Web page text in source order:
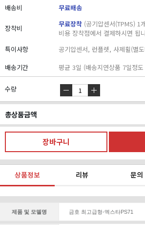
배송비
무료배송
장착비 무료장착 (공기압센서(TPMS) 1
비용 장착점에서 결제하시면 됩
특이사항
공기압센서, 런플렛, 사제휠(별
배송기간
평균 3일 (배송지연상품 7일정도
수량
총상품금액
상품정보 리뷰 문의
제품 및 모델명 금호 최고급형-엑스타PS71